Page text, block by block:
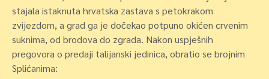
stajala istaknuta hrvatska zastava s petokrakom
zvijezdom, a grad ga je dočekao potpuno okićen crvenim
suknima, od brodova do zgrada. Nakon uspješnih
pregovora o predaji talijanski jedinica, obratio se brojnim
Splićanima: